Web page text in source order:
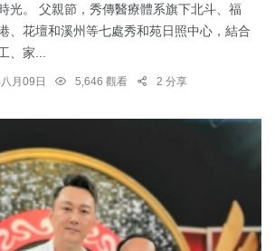
光。 父親節，秀傳醫療體系旗下北斗、福
、花壇和溪州等七處秀和苑日照中心，結合
、家...
月09日 5,646 觀看 2 分享